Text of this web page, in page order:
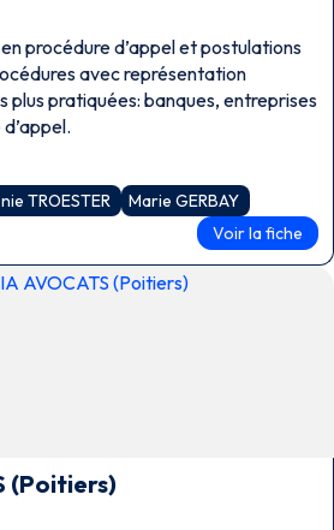
procédure d’appel et postulations
avec représentation
plus pratiquées: banques, entreprises
TROESTER
Marie GERBAY
Voir la fiche
(Poitiers)